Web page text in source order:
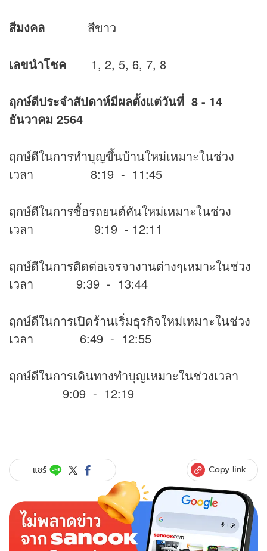
สีมงคล สีขาว
เลขนำโชค 1, 2, 5, 6, 7, 8
ฤกษ์ดีประจำสัปดาห์มีผลตั้งแต่วันที่ 8 - 14
ธันวาคม 2564
ฤกษ์ดีในการทำบุญขึ้นบ้านใหม่เหมาะในช่วง
เวลา 8:19 - 11:45
ฤกษ์ดีในการซื้อรถยนต์คันใหม่เหมาะในช่วง
เวลา 9:19 - 12:11
ฤกษ์ดีในการติดต่อเจรจางานต่างๆเหมาะในช่วง
เวลา 9:39 - 13:44
ฤกษ์ดีในการเปิดร้านเริ่มธุรกิจใหม่เหมาะในช่วง
เวลา 6:49 - 12:55
ฤกษ์ดีในการเดินทางทำบุญเหมาะในช่วงเวลา
9:09 - 12:19
แชร์ Copy link